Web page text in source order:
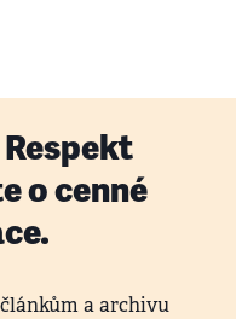
o cenné
a archivu